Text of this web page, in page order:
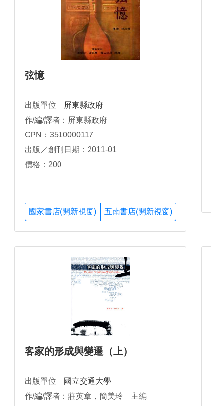
弦憶
出版單位： 屏東縣政府
作/編/譯者：屏東縣政府
GPN：3510000117
出版／創刊日期：2011-01
價格：200
國家書店(開新視窗) 五南書店(開新視窗)
客家的形成與變遷（上）
出版單位： 國立交通大學
作/編/譯者：莊英章，簡美玲 主編